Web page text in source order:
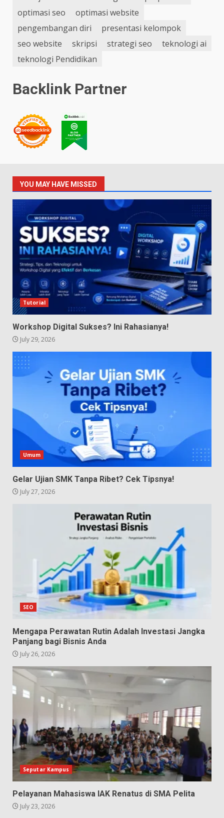
optimasi seo
optimasi website
pengembangan diri
presentasi kelompok
seo website
skripsi strategi seo
teknologi ai
teknologi Pendidikan
Backlink Partner
YOU MAY HAVE MISSED
Tutorial
Workshop Digital Sukses? Ini Rahasianya!
July 29, 2026
Umum
Gelar Ujian SMK Tanpa Ribet? Cek Tipsnya!
July 27, 2026
SEO
Mengapa Perawatan Rutin Adalah Investasi Jangka
Panjang bagi Bisnis Anda
July 26, 2026
Seputar Kampus
Pelayanan Mahasiswa IAK Renatus di SMA Pelita
July 23, 2026